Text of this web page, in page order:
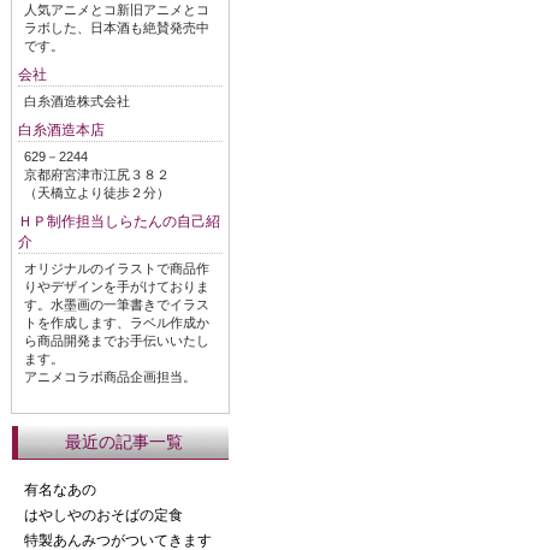
人気アニメとコ新旧アニメとコ
ラボした、日本酒も絶賛発売中
です。
会社
白糸酒造株式会社
白糸酒造本店
629－2244
京都府宮津市江尻３８２
（天橋立より徒歩２分）
ＨＰ制作担当しらたんの自己紹
介
オリジナルのイラストで商品作
りやデザインを手がけておりま
す。水墨画の一筆書きでイラス
トを作成します、ラベル作成か
ら商品開発までお手伝いいたし
ます。
アニメコラボ商品企画担当。
最近の記事一覧
有名なあの
はやしやのおそばの定食
特製あんみつがついてきます